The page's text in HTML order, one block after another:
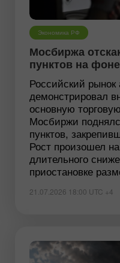
Экономика РФ
Мосбиржа
пунктов на
Российский рынок
демонстрировал
основную
Мосбиржи
пунктов,
Рост произошел
длительного
приостановке
21.07.2026 18:00 UTC +4